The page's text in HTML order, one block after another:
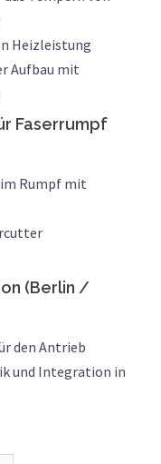
Heizleistung
Aufbau mit
Faserrumpf
Rumpf mit
(Berlin /
den Antrieb
und Integration in